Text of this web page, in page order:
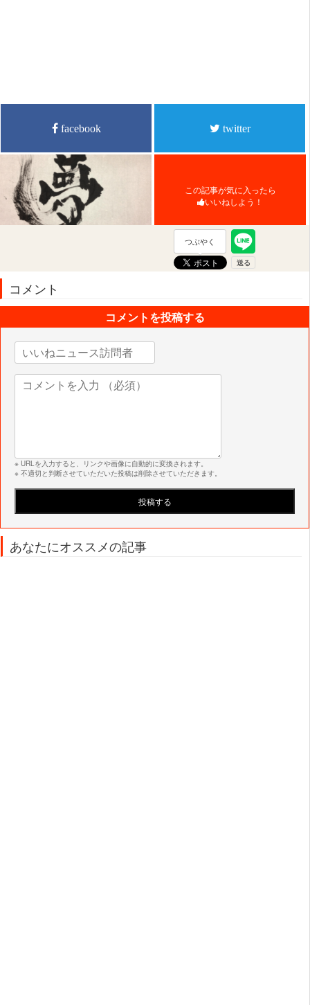
facebook twitter
この記事が気に入ったら
いいねしよう！
つぶやく
コメント
コメントを投稿する
※ URLを入力すると、リンクや画像に自動的に変換されます。
※ 不適切と判断させていただいた投稿は削除させていただきます。
あなたにオススメの記事